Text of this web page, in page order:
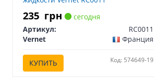
235 грн
сегодня
Артикул:
RC0011
Vernet
Франция
КУПИТЬ Код: 574649-19